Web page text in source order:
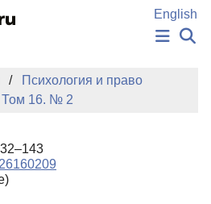
English
ИЗДАНИЯ
РУКОПИСЬ
ЗНАНИЙ
СЛОВА
Психология и право
Том 16. № 2